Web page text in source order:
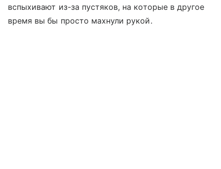
вспыхивают из-за пустяков, на которые в другое
время вы бы просто махнули рукой.